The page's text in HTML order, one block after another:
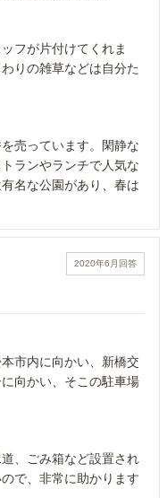
フが片付けてくれま
りの雑草などは自分た
売っています。閑静な
ランやランチで人気な
名な公園があり、春は
2020年6月 回答
市内に向かい、新橋交
向かい、そこの駐車場
、ごみ箱など設置され
で、非常に助かります